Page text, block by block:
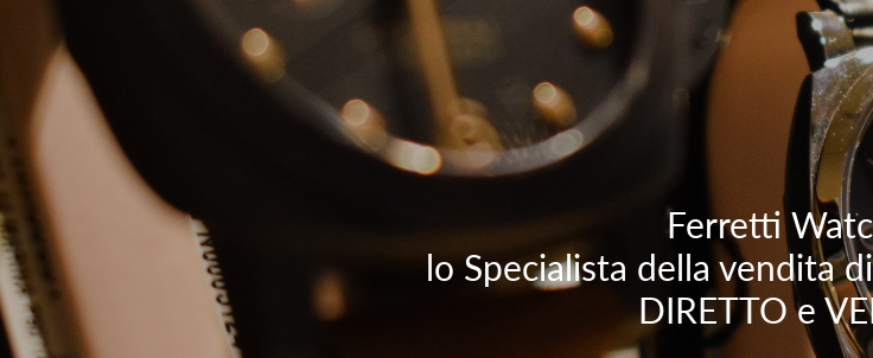
Ferretti
lo Specialista della vendita
DIRETTO e